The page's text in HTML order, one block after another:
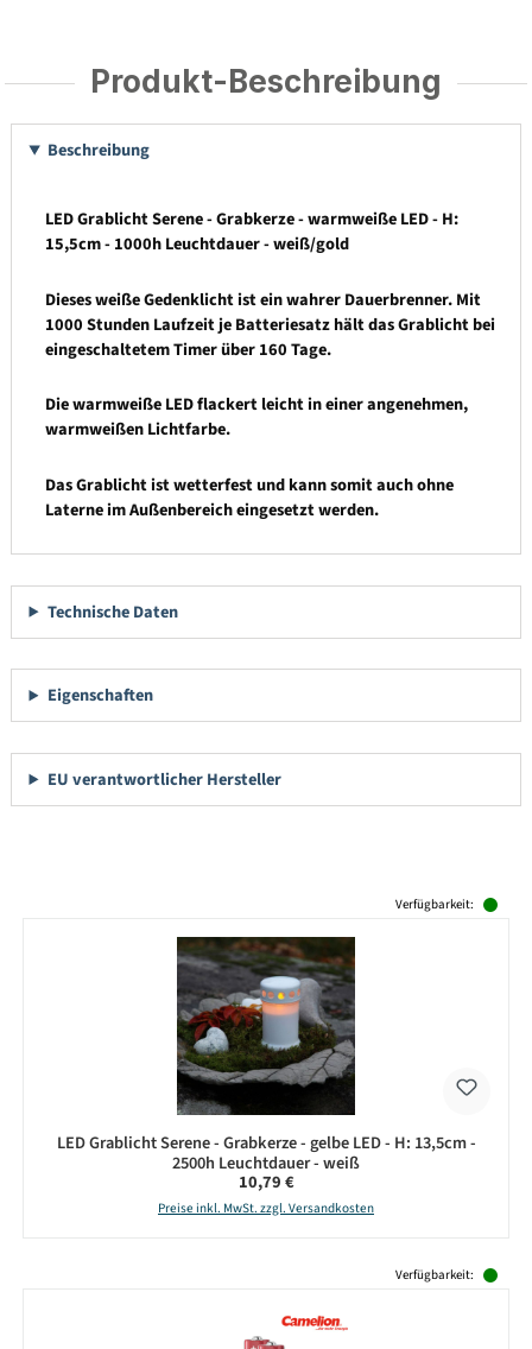
Produkt-Beschreibung
Beschreibung
LED Grablicht Serene - Grabkerze - warmweiße LED - H:
15,5cm - 1000h Leuchtdauer - weiß/gold
Dieses weiße Gedenklicht ist ein wahrer Dauerbrenner. Mit
1000 Stunden Laufzeit je Batteriesatz hält das Grablicht bei
eingeschaltetem Timer über 160 Tage.
Die warmweiße LED flackert leicht in einer angenehmen,
warmweißen Lichtfarbe.
Das Grablicht ist wetterfest und kann somit auch ohne
Laterne im Außenbereich eingesetzt werden.
Technische Daten
Eigenschaften
EU verantwortlicher Hersteller
Verfügbarkeit:
LED Grablicht Serene - Grabkerze - gelbe LED - H: 13,5cm -
2500h Leuchtdauer - weiß
Regulärer Preis:
10,79 €
Preise inkl. MwSt. zzgl. Versandkosten
Verfügbarkeit: